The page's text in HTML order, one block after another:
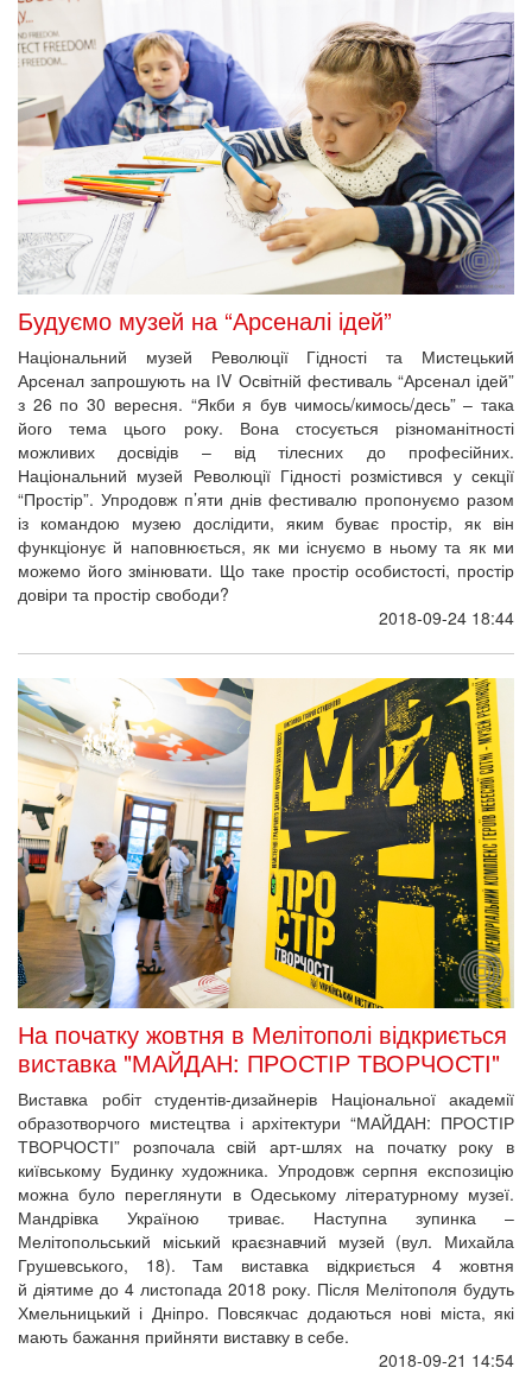
Будуємо музей на “Арсеналі ідей”
Національний музей Революції Гідності та Мистецький
Арсенал запрошують на ІV Освітній фестиваль “Арсенал ідей”
з 26 по 30 вересня. “Якби я був чимось/кимось/десь” – така
його тема цього року. Вона стосується різноманітності
можливих досвідів – від тілесних до професійних.
Національний музей Революції Гідності розмістився у секції
“Простір”. Упродовж п’яти днів фестивалю пропонуємо разом
із командою музею дослідити, яким буває простір, як він
функціонує й наповнюється, як ми існуємо в ньому та як ми
можемо його змінювати. Що таке простір особистості, простір
довіри та простір свободи?
2018-09-24 18:44
На початку жовтня в Мелітополі відкриється
виставка "МАЙДАН: ПРОСТІР ТВОРЧОСТІ"
Виставка робіт студентів-дизайнерів Національної академії
образотворчого мистецтва і архітектури “МАЙДАН: ПРОСТІР
ТВОРЧОСТІ” розпочала свій арт-шлях на початку року в
київському Будинку художника. Упродовж серпня експозицію
можна було переглянути в Одеському літературному музеї.
Мандрівка Україною триває. Наступна зупинка –
Мелітопольський міський краєзнавчий музей (вул. Михайла
Грушевського, 18). Там виставка відкриється 4 жовтня
й діятиме до 4 листопада 2018 року. Після Мелітополя будуть
Хмельницький і Дніпро. Повсякчас додаються нові міста, які
мають бажання прийняти виставку в себе.
2018-09-21 14:54